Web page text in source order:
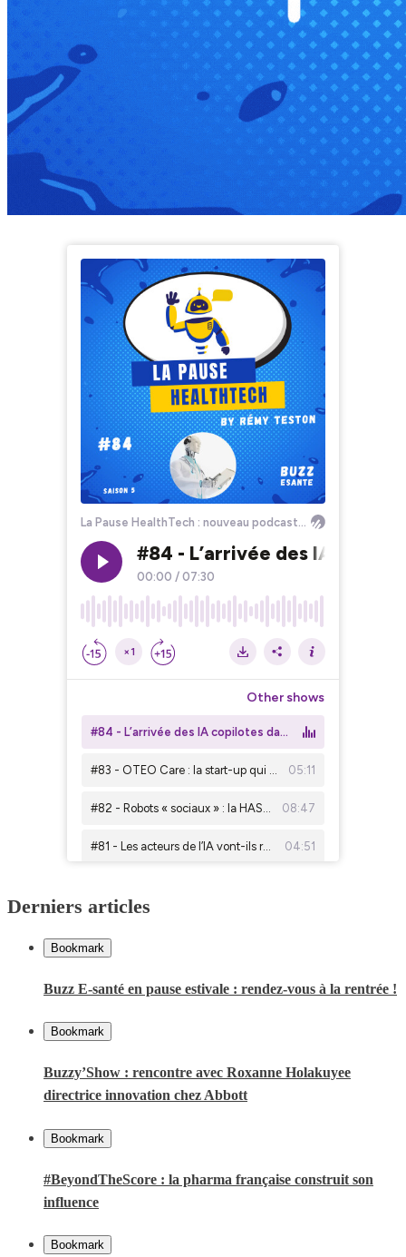
Derniers articles
Bookmark
Buzz E-santé en pause estivale : rendez-vous à la rentrée !
Bookmark
Buzzy’Show : rencontre avec Roxanne Holakuyee
directrice innovation chez Abbott
Bookmark
#BeyondTheScore : la pharma française construit son
influence
Bookmark